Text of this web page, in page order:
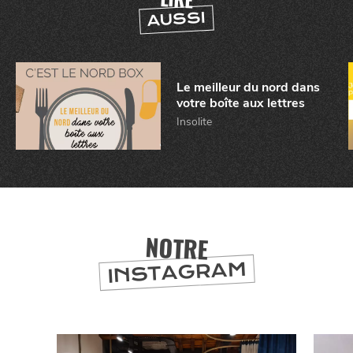
AUSSI
Le meilleur du nord dans
votre boîte aux lettres
Insolite
NOTRE
INSTAGRAM
BONS PLANS ET ADRESSES
À LILLE
DEPUIS
1973